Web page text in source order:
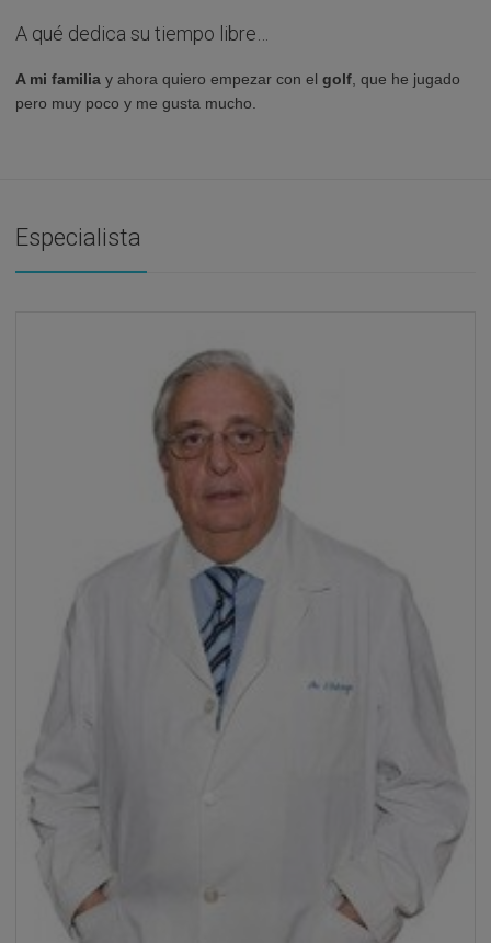
A qué dedica su tiempo libre…
A mi familia y ahora quiero empezar con el golf , que he jugado
pero muy poco y me gusta mucho.
Especialista